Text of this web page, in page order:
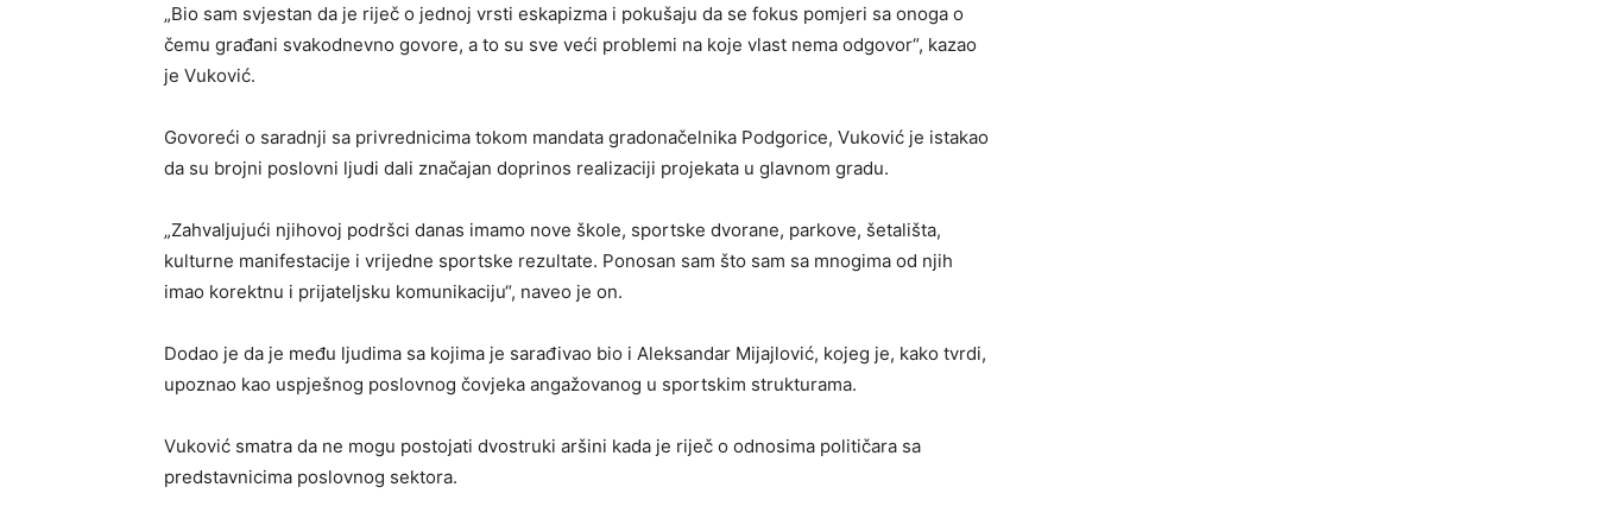
„Bio sam svjestan da je riječ o jednoj vrsti eskapizma i pokušaju da se fokus pomjeri sa onoga o
čemu građani svakodnevno govore, a to su sve veći problemi na koje vlast nema odgovor“, kazao
je Vuković.
Govoreći o saradnji sa privrednicima tokom mandata gradonačelnika Podgorice, Vuković je istakao
da su brojni poslovni ljudi dali značajan doprinos realizaciji projekata u glavnom gradu.
„Zahvaljujući njihovoj podršci danas imamo nove škole, sportske dvorane, parkove, šetališta,
kulturne manifestacije i vrijedne sportske rezultate. Ponosan sam što sam sa mnogima od njih
imao korektnu i prijateljsku komunikaciju“, naveo je on.
Dodao je da je među ljudima sa kojima je sarađivao bio i Aleksandar Mijajlović, kojeg je, kako tvrdi,
upoznao kao uspješnog poslovnog čovjeka angažovanog u sportskim strukturama.
Vuković smatra da ne mogu postojati dvostruki aršini kada je riječ o odnosima političara sa
predstavnicima poslovnog sektora.